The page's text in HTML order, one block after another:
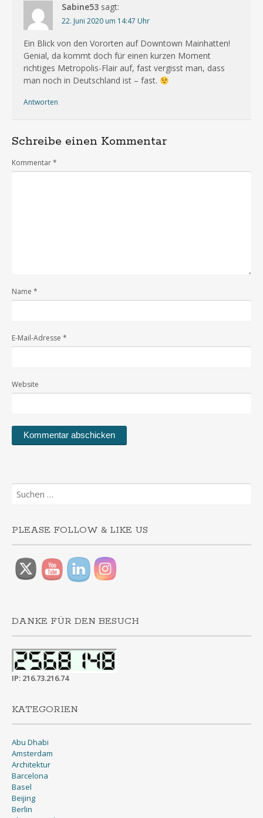
Sabine53 sagt:
22. Juni 2020 um 14:47 Uhr
Ein Blick von den Vororten auf Downtown Mainhatten!
Genial, da kommt doch für einen kurzen Moment
richtiges Metropolis-Flair auf, fast vergisst man, dass
man noch in Deutschland ist – fast.
Antworten
Schreibe einen Kommentar
Kommentar*
Name *
E-Mail-Adresse *
Website
Suchen
nach:
PLEASE FOLLOW & LIKE US
DANKE FÜR DEN BESUCH
IP: 216.73.216.74
KATEGORIEN
Abu Dhabi
Amsterdam
Architektur
Barcelona
Basel
Beijing
Berlin